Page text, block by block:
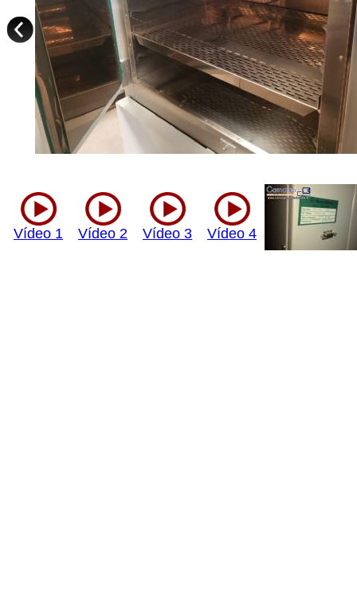
Vídeo 1 Vídeo 2 Vídeo 3 Vídeo 4